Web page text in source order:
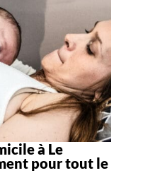
à Le
pour tout le